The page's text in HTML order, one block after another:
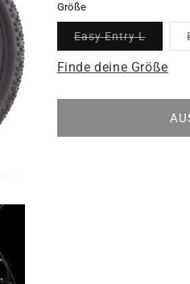
Größe
Easy Entry L
nicht
Finde deine Größe